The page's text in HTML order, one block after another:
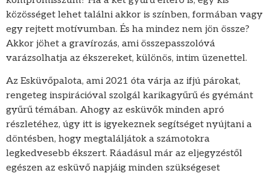
közösséget lehet találni akkor is színben, formában vagy
egy rejtett motívumban. És ha mindez nem jön össze?
Akkor jöhet a gravírozás, ami összepasszolóvá
varázsolhatja az ékszereket, különös, intim üzenettel.
Az Esküvőpalota, ami 2021 óta várja az ifjú párokat,
rengeteg inspirációval szolgál karikagyűrű és gyémánt
gyűrű témában. Ahogy az esküvők minden apró
részletéhez, úgy itt is igyekeznek segítséget nyújtani a
döntésben, hogy megtaláljátok a számotokra
legkedvesebb ékszert. Ráadásul már az eljegyzéstől
egészen az esküvő napjáig minden szükségeset